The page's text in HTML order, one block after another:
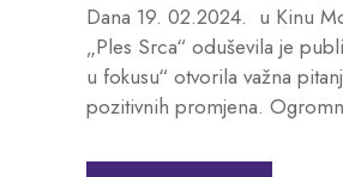
Dana 19. 02.2024. u Kinu
„Ples Srca“ oduševila je
u fokusu“ otvorila važna
pozitivnih promjena.